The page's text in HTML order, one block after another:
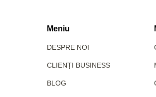
Meniu
DESPRE NOI
CLIENȚI BUSINESS
BLOG